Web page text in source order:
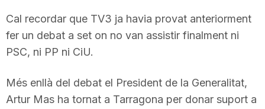
n
Cal recordar que TV3 ja havia provat anteriorment
fer un debat a set on no van assistir finalment ni
PSC, ni PP ni CiU.
Més enllà del debat el President de la Generalitat,
Artur Mas ha tornat a Tarragona per donar suport a